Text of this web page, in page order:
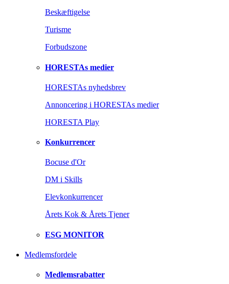
Beskæftigelse
Turisme
Forbudszone
HORESTAs medier
HORESTAs nyhedsbrev
Annoncering i HORESTAs medier
HORESTA Play
Konkurrencer
Bocuse d'Or
DM i Skills
Elevkonkurrencer
Årets Kok & Årets Tjener
ESG MONITOR
Medlemsfordele
Medlemsrabatter